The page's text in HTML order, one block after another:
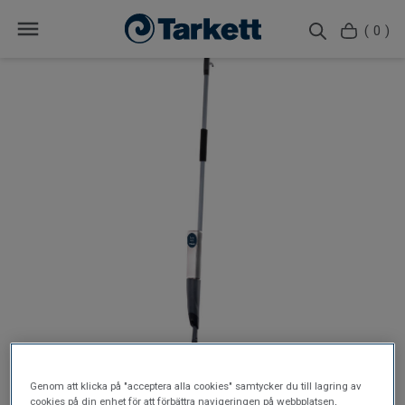
( 0 )
Genom att klicka på "acceptera alla cookies" samtycker du till lagring av
cookies på din enhet för att förbättra navigeringen på webbplatsen,